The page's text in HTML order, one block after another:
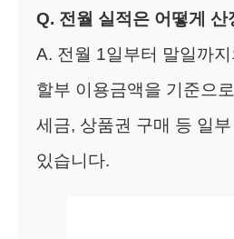
Q. 전월 실적은 어떻게 산
A. 전월 1일부터 말일까
할부 이용금액을 기준으
세금, 상품권 구매 등 일
있습니다.